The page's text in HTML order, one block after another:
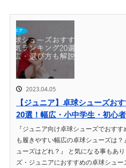
2023.04.05
【ジュニア】卓球シューズお
20選！幅広・小中学生・初心
『ジュニア向け卓球シューズでおす
も履きやすい幅広の卓球シューズは
ューズはどれ？』 と気になる事もあ
ズ・ジュニアにおすすめの卓球シュ